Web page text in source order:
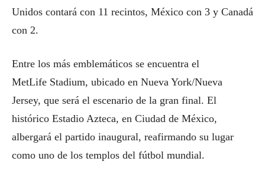
Unidos contará con 11 recintos, México con 3 y Canadá
con 2.
Entre los más emblemáticos se encuentra el
MetLife Stadium, ubicado en Nueva York/Nueva
Jersey, que será el escenario de la gran final. El
histórico Estadio Azteca, en Ciudad de México,
albergará el partido inaugural, reafirmando su lugar
como uno de los templos del fútbol mundial.